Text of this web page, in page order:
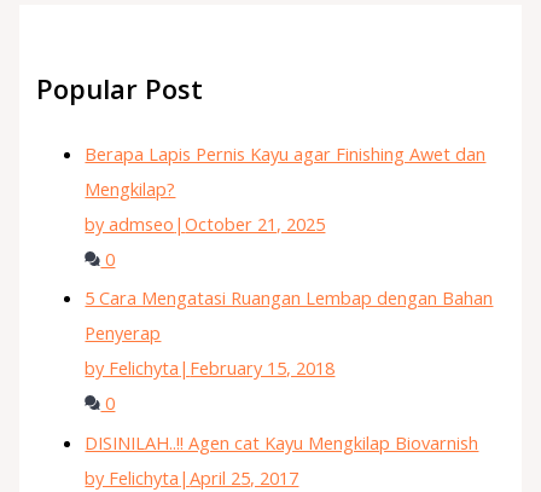
Popular Post
Berapa Lapis Pernis Kayu agar Finishing Awet dan
Mengkilap?
by admseo |October 21, 2025
0
5 Cara Mengatasi Ruangan Lembap dengan Bahan
Penyerap
by Felichyta | February 15, 2018
0
DISINILAH..!! Agen cat Kayu Mengkilap Biovarnish
by Felichyta |April 25, 2017